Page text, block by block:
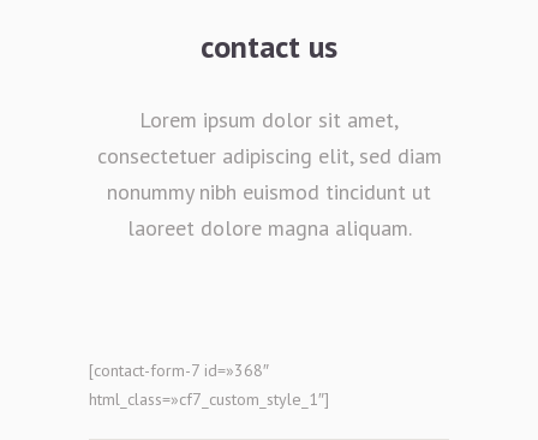
contact us
Lorem ipsum dolor sit amet,
consectetuer adipiscing elit, sed diam
nonummy nibh euismod tincidunt ut
laoreet dolore magna aliquam.
[contact-form-7 id=»368″
html_class=»cf7_custom_style_1″]